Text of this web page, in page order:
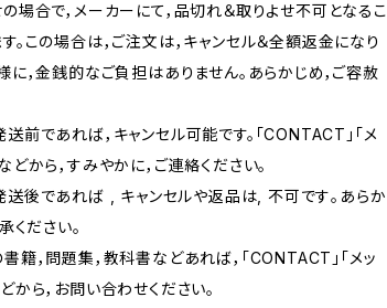
場合で，メーカーにて，品切れ＆取りよせ不可となるこ
。この場合は，ご注文は，キャンセル＆全額返金になり
に，金銭的なご負担はありません。あらかじめ，ご容赦
前であれば，キャンセル可能です。「CONTACT」「メ
どから，すみやかに，ご連絡ください。
後であれば , キャンセルや返品は, 不可です｡あらか
ください｡
籍，問題集，教科書などあれば，「CONTACT」「メッ
から，お問い合わせください。